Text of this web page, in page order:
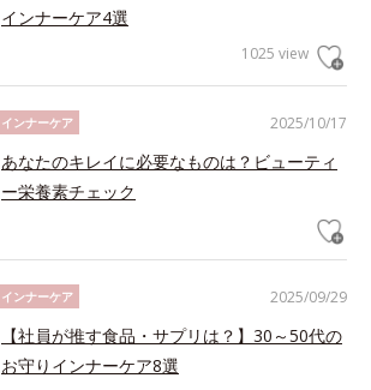
インナーケア4選
1025 view
2025/10/17
インナーケア
あなたのキレイに必要なものは？ビューティ
ー栄養素チェック
2025/09/29
インナーケア
【社員が推す食品・サプリは？】30～50代の
お守りインナーケア8選